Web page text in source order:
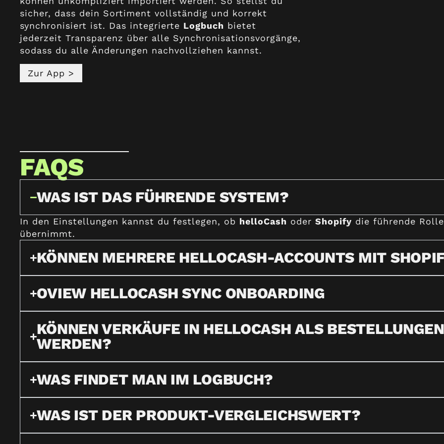
sicher, dass dein Sortiment vollständig und korrekt
synchronisiert ist. Das integrierte Logbuch bietet
jederzeit Transparenz über alle Synchronisationsvorgänge,
sodass du alle Änderungen nachvollziehen kannst.
Zur App >
FAQS
WAS IST DAS FÜHRENDE SYSTEM?
In den Einstellungen kannst du festlegen, ob helloCash oderShopify die führende
übernimmt.
KÖNNEN MEHRERE HELLOCASH-ACCOUNTS MIT
OVIEW HELLOCASH SYNC ONBOARDING
KÖNNEN VERKÄUFE IN HELLOCASH ALS
WERDEN?
WAS FINDET MAN IM LOGBUCH?
WAS IST DER PRODUKT-VERGLEICHSWERT?